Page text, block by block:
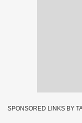
SPONSORED LINKS BY